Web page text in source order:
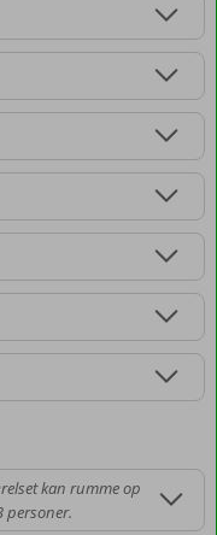
kan rumme op
personer.